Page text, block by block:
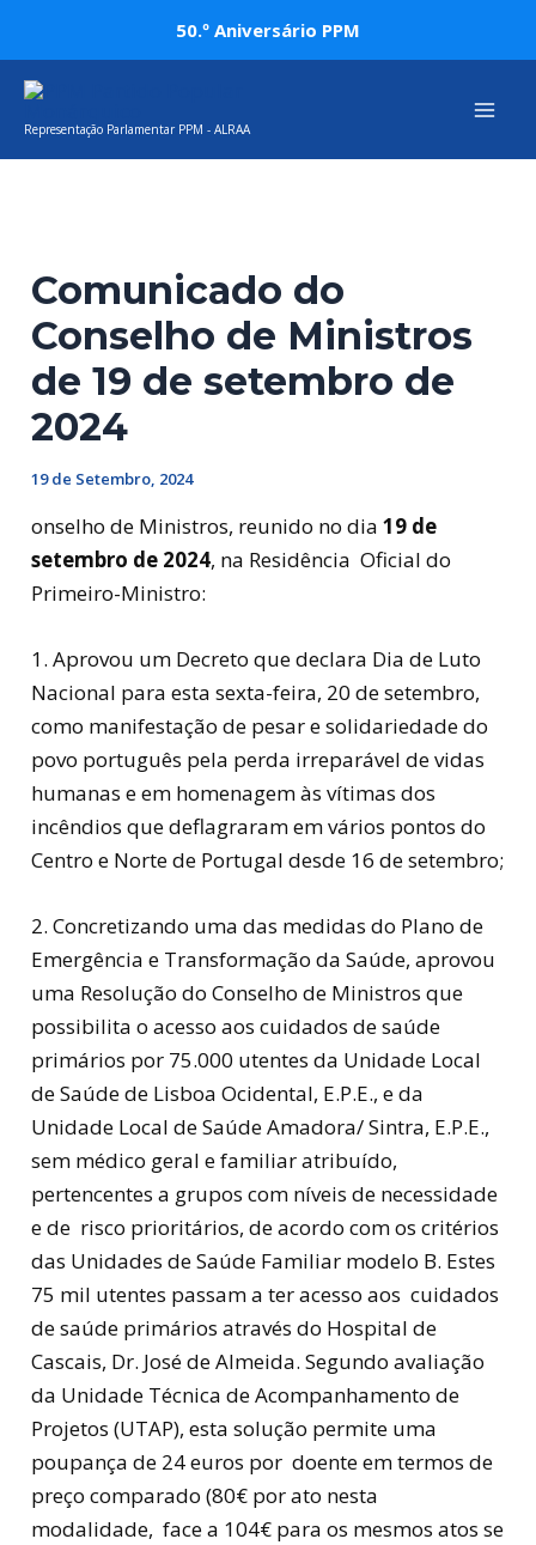
content
50.º Aniversário PPM
Representação Parlamentar PPM - ALRAA
Comunicado do
Conselho de Ministros
de 19 de setembro de
2024
19 de Setembro, 2024
onselho de Ministros, reunido no dia19 de
setembro de 2024, na Residência Oficial do
Primeiro-Ministro:
1. Aprovou um Decreto que declara Dia de Luto
Nacional para esta sexta-feira, 20 de setembro,
como manifestação de pesar e solidariedade do
povo português pela perda irreparável de vidas
humanas e em homenagem às vítimas dos
incêndios que deflagraram em vários pontos do
Centro e Norte de Portugal desde 16 de setembro;
2. Concretizando uma das medidas do Plano de
Emergência e Transformação da Saúde, aprovou
uma Resolução do Conselho de Ministros que
possibilita o acesso aos cuidados de saúde
primários por 75.000 utentes da Unidade Local
de Saúde de Lisboa Ocidental, E.P.E., e da
Unidade Local de Saúde Amadora/ Sintra, E.P.E.,
sem médico geral e familiar atribuído,
pertencentes a grupos com níveis de necessidade
e de risco prioritários, de acordo com os critérios
das Unidades de Saúde Familiar modelo B. Estes
75 mil utentes passam a ter acesso aos cuidados
de saúde primários através do Hospital de
Cascais, Dr. José de Almeida. Segundo avaliação
da Unidade Técnica de Acompanhamento de
Projetos (UTAP), esta solução permite uma
poupança de 24 euros por doente em termos de
preço comparado (80€ por ato nesta
modalidade, face a 104€ para os mesmos atos se